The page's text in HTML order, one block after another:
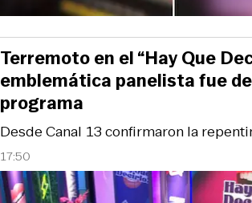
17:50
Desde Canal 13 confirmaron la
Terremoto en el “Hay Que
emblemática panelista fue
programa